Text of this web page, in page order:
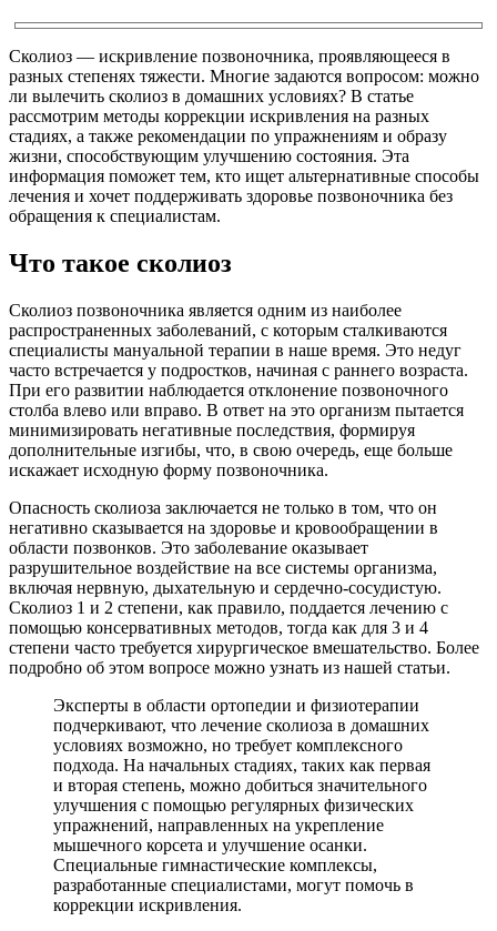
Сколиоз — искривление позвоночника, проявляющееся в
разных степенях тяжести. Многие задаются вопросом: можно
ли вылечить сколиоз в домашних условиях? В статье
рассмотрим методы коррекции искривления на разных
стадиях, а также рекомендации по упражнениям и образу
жизни, способствующим улучшению состояния. Эта
информация поможет тем, кто ищет альтернативные способы
лечения и хочет поддерживать здоровье позвоночника без
обращения к специалистам.
Что такое сколиоз
Сколиоз позвоночника является одним из наиболее
распространенных заболеваний, с которым сталкиваются
специалисты мануальной терапии в наше время. Это недуг
часто встречается у подростков, начиная с раннего возраста.
При его развитии наблюдается отклонение позвоночного
столба влево или вправо. В ответ на это организм пытается
минимизировать негативные последствия, формируя
дополнительные изгибы, что, в свою очередь, еще больше
искажает исходную форму позвоночника.
Опасность сколиоза заключается не только в том, что он
негативно сказывается на здоровье и кровообращении в
области позвонков. Это заболевание оказывает
разрушительное воздействие на все системы организма,
включая нервную, дыхательную и сердечно-сосудистую.
Сколиоз 1 и 2 степени, как правило, поддается лечению с
помощью консервативных методов, тогда как для 3 и 4
степени часто требуется хирургическое вмешательство. Более
подробно об этом вопросе можно узнать из нашей статьи.
Эксперты в области ортопедии и физиотерапии
подчеркивают, что лечение сколиоза в домашних
условиях возможно, но требует комплексного
подхода. На начальных стадиях, таких как первая
и вторая степень, можно добиться значительного
улучшения с помощью регулярных физических
упражнений, направленных на укрепление
мышечного корсета и улучшение осанки.
Специальные гимнастические комплексы,
разработанные специалистами, могут помочь в
коррекции искривления.